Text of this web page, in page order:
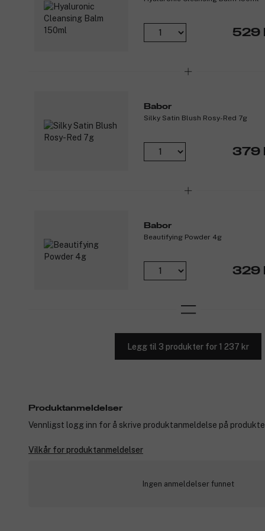
529
Babor
Silky Satin Blush Rosy-Red 7g
379
Babor
Beautifying Powder 4g
329
Legg til 3 produkter for 1 237 kr
Produktanmeldelser
Vennligst logg inn for å skrive produktanmeldelse på
Vilkår for produktanmeldelser
Ingen anmeldelser funnet